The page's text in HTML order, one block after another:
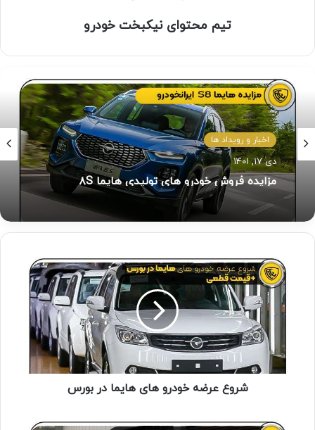
تیم محتوای نیکبخت خودرو
اخبار و رویداد ها
دی ۱۷, ۱۴۰۱
مزایده فروش خودرو های تولیدی هایما ۸S
شروع عرضه خودرو های هایما در بورس